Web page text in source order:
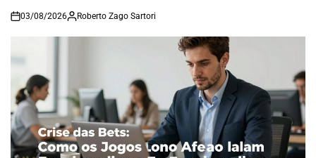
on
03/08/2026 Roberto Zago Sartori